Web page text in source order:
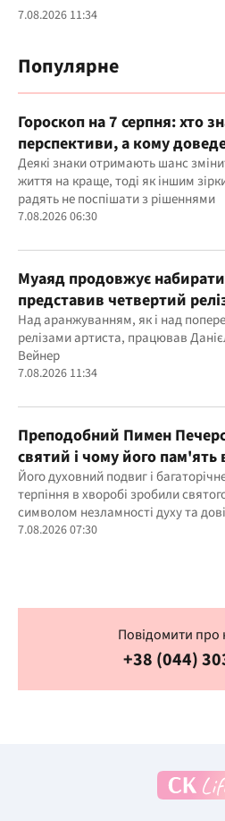
7.08.2026 11:34
Популярне
Гороскоп на 7 серпня: хто
перспективи, а кому
свої пріоритети
Деякі знаки отримають шанс
життя на краще, тоді як іншим
радять не поспішати з рішеннями
7.08.2026 06:30
Муаяд продовжує набирати
представив четвертий
кінематографічну баладу
Над аранжуванням, як і над
релізами артиста, працював
Вейнер
7.08.2026 11:34
Преподобний Пимен
святий і чому його
Його духовний подвиг і
терпіння в хворобі зробили
символом незламності духу та
Бога
7.08.2026 07:30
Повідомити про
+38 (044)